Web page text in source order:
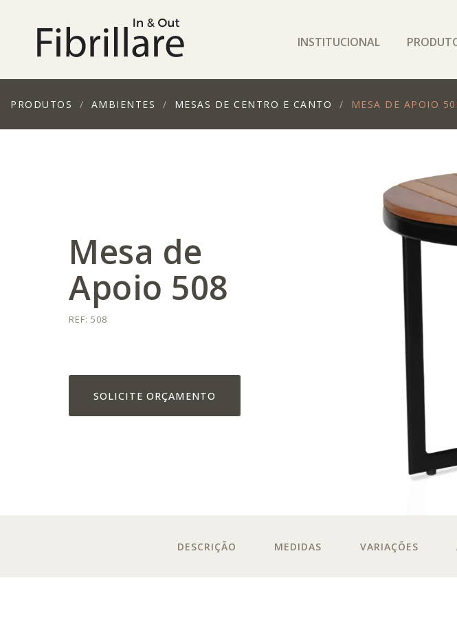
INSTITUCIONAL
PRODUTOS AMBIENTES MESAS DE CENTRO E CANTO MESA DE APOIO
Mesa de
Apoio 508
REF: 508
SOLICITE ORÇAMENTO
DESCRIÇÃO MEDIDAS VARIAÇÕES